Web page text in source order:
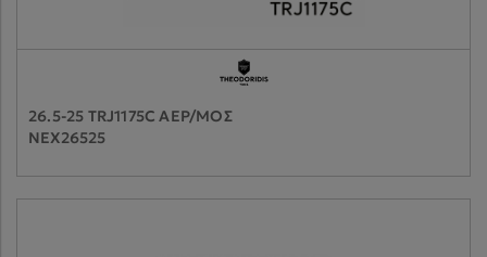
26.5-25 TRJ1175C ΑΕΡ/ΜΟΣ
NEX26525